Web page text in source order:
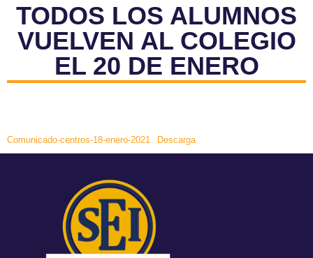
TODOS LOS ALUMNOS
VUELVEN AL COLEGIO
EL 20 DE ENERO
Comunicado-centros-18-enero-2021 Descarga